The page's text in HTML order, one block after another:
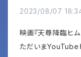
2023/08/07
映画『天尊降臨ヒ
ただいまYouTube